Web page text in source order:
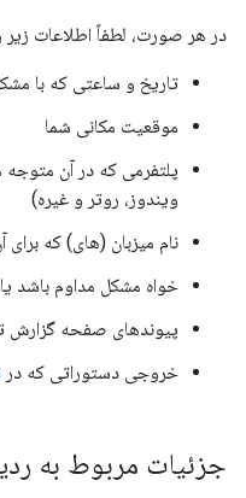
در هر صورت، لطفاً اطلاعات زیر
تاریخ و ساعتی که با
موقعیت مکانی شما
پلتفرمی که در آن
ویندوز، روتر و غیره)
نام میزبان (های) که برای
خواه مشکل مداوم باشد
پیوندهای صفحه گزارش
خروجی دستوراتی که در
جزئیات مربوط به